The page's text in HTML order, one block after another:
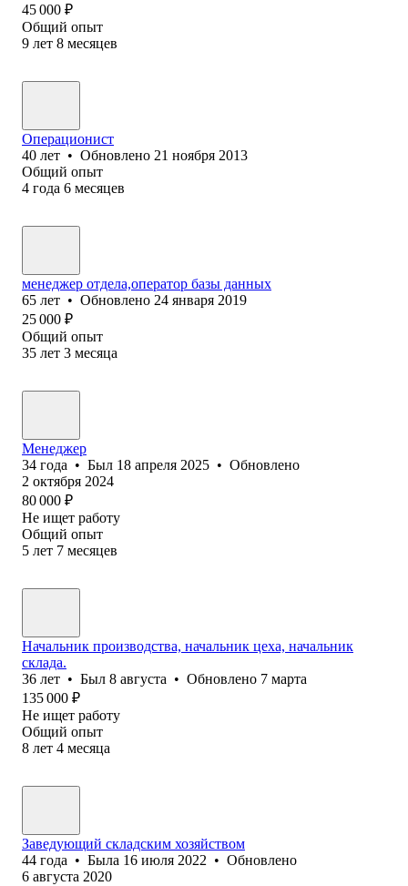
45 000 ₽
Общий опыт
9 лет 8 месяцев
Операционист
40 лет • Обновлено 21 ноября 2013
Общий опыт
4 года 6 месяцев
менеджер отдела,оператор базы данных
65 лет • Обновлено 24 января 2019
25 000 ₽
Общий опыт
35 лет 3 месяца
Менеджер
34 года • Был 18 апреля 2025 • Обновлено
2 октября 2024
80 000 ₽
Не ищет работу
Общий опыт
5 лет 7 месяцев
Начальник производства, начальник цеха, начальник
склада.
36 лет • Был 8 августа • Обновлено 7 марта
135 000 ₽
Не ищет работу
Общий опыт
8 лет 4 месяца
Заведующий складским хозяйством
44 года • Была 16 июля 2022 • Обновлено
6 августа 2020